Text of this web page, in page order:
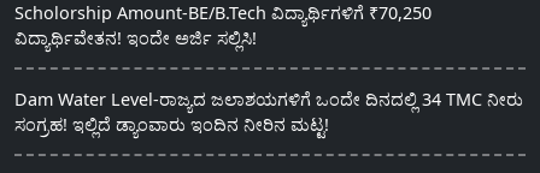
Scholorship Amount-BE/B.Tech ವಿದ್ಯಾರ್ಥಿಗಳಿಗೆ ₹70,250
ವಿದ್ಯಾರ್ಥಿವೇತನ! ಇಂದೇ ಅರ್ಜಿ ಸಲ್ಲಿಸಿ!
Dam Water Level-ರಾಜ್ಯದ ಜಲಾಶಯಗಳಿಗೆ ಒಂದೇ ದಿನದಲ್ಲಿ 34 TMC ನೀರು
ಸಂಗ್ರಹ! ಇಲ್ಲಿದೆ ಡ್ಯಾಂವಾರು ಇಂದಿನ ನೀರಿನ ಮಟ್ಟ!